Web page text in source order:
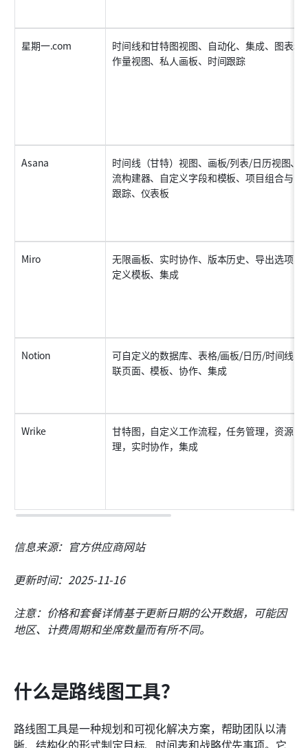
星期一.com
时间线和甘特图视图、自动化、集成、图表和
作量视图、私人画板、时间跟踪
Asana
时间线（甘特）视图、画板/列表/日历视图、
流构建器、自定义字段和模板、项目组合与目
跟踪、仪表板
Miro
无限画板、实时协作、版本历史、导出选项、
定义模板、集成
Notion
可自定义的数据库、表格/画板/日历/时间线、
联页面、模板、协作、集成
Wrike
甘特图，自定义工作流程，任务管理，资源管
理，实时协作，集成
信息来源：官方供应商网站
更新时间：2025-11-16
注意：价格和套餐详情基于更新日期的公开数据，可能因
地区、计费周期和坐席数量而有所不同。
什么是路线图工具？
路线图工具是一种规划和可视化解决方案，帮助团队以清